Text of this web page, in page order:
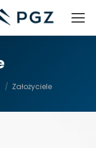
Założyciele